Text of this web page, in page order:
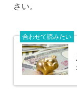
さい。
合わせて読みたい